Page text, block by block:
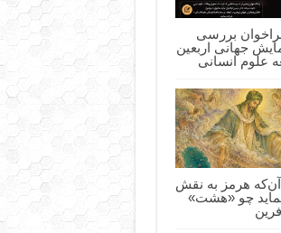
بررسی
جهانی اربعین
علوم انسانی
هرمز به نقش
چو «هشت»